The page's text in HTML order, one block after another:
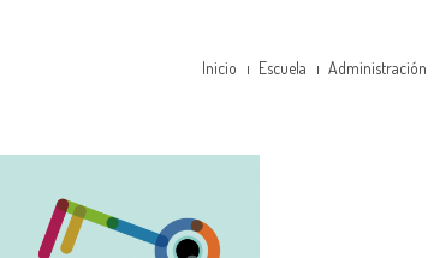
Inicio Escuela Administración